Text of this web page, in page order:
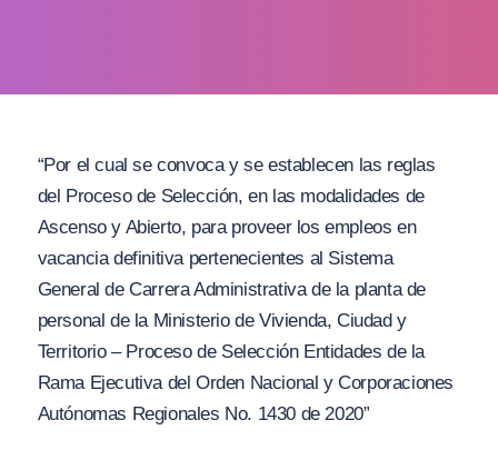
“Por el cual se convoca y se establecen las reglas
del Proceso de Selección, en las modalidades de
Ascenso y Abierto, para proveer los empleos en
vacancia definitiva pertenecientes al Sistema
General de Carrera Administrativa de la planta de
personal de la Ministerio de Vivienda, Ciudad y
Territorio – Proceso de Selección Entidades de la
Rama Ejecutiva del Orden Nacional y Corporaciones
Autónomas Regionales No. 1430 de 2020”